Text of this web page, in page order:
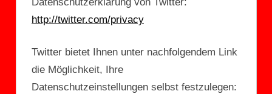
http://twitter.com/privacy
Twitter bietet Ihnen unter nachfolgendem Link
die Möglichkeit, Ihre
Datenschutzeinstellungen selbst festzulegen: